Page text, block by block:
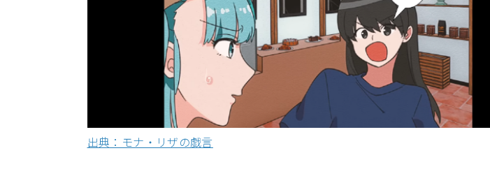
出典：モナ・リザの戯言